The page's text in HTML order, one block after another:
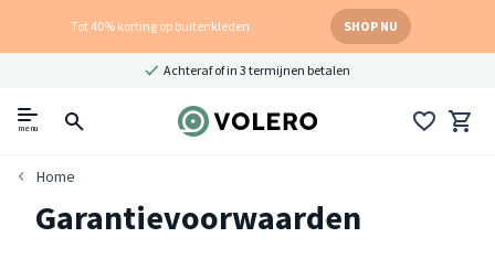
Tot 40% korting op buitenkleden SHOP NU
Achteraf of in 3 termijnen betalen
menu
Home
Garantievoorwaarden